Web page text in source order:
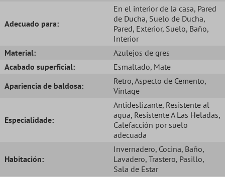
Adecuado para:
En el interior de la casa, Pared
de Ducha, Suelo de Ducha,
Pared, Exterior, Suelo, Baño,
Interior
Material:
Azulejos de gres
Acabado superficial:
Esmaltado, Mate
Apariencia de baldosa:
Retro, Aspecto de Cemento,
Vintage
Especialidade:
Antideslizante, Resistente al
agua, Resistente A Las Heladas,
Calefacción por suelo
adecuada
Habitación:
Invernadero, Cocina, Baño,
Lavadero, Trastero, Pasillo,
Sala de Estar